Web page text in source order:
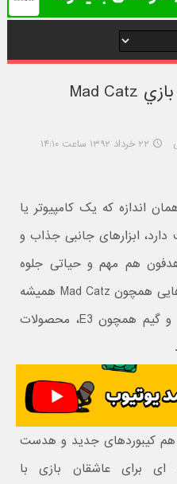
کيبورد و هدستهاي ويژه بازي Mad Catz
۲۲ خرداد ۱۳۹۲ ساعت ۱۴:۱۰
اندازه که یک کامپیوتر یا
ابزارهای جانبی جذاب و
هم مهم و حیاتی جلوه
کنند. از این رو است که شرکت هایی همچون Mad Catz همیشه
در نمایشگاه های مهم سرگرمی و گیم همچون E3، محصولات
هم کیبوردهای جدید و هدست
ای برای عاشقان بازی با